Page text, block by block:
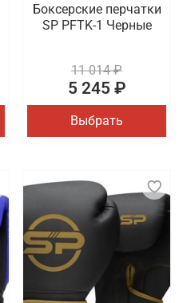
Боксерские перчатки
SP PFTK-1 Черные
11 014 ₽
5 245 ₽
Выбрать